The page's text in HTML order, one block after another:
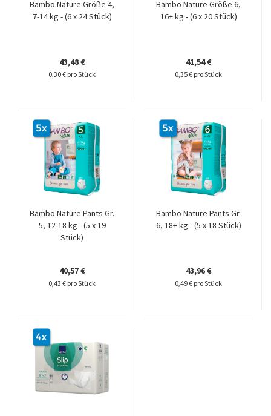
Bambo Nature Größe 4,
7-14 kg - (6 x 24 Stück)
43,48 €
0,30 € pro Stück
Bambo Nature Größe 6,
16+ kg - (6 x 20 Stück)
41,54 €
0,35 € pro Stück
Bambo Nature Pants Gr.
5, 12-18 kg - (5 x 19
Stück)
40,57 €
0,43 € pro Stück
Bambo Nature Pants Gr.
6, 18+ kg - (5 x 18 Stück)
43,96 €
0,49 € pro Stück